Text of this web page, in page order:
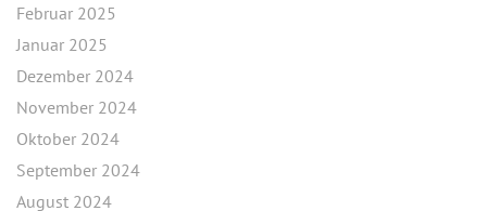
Februar 2025
Januar 2025
Dezember 2024
November 2024
Oktober 2024
September 2024
August 2024